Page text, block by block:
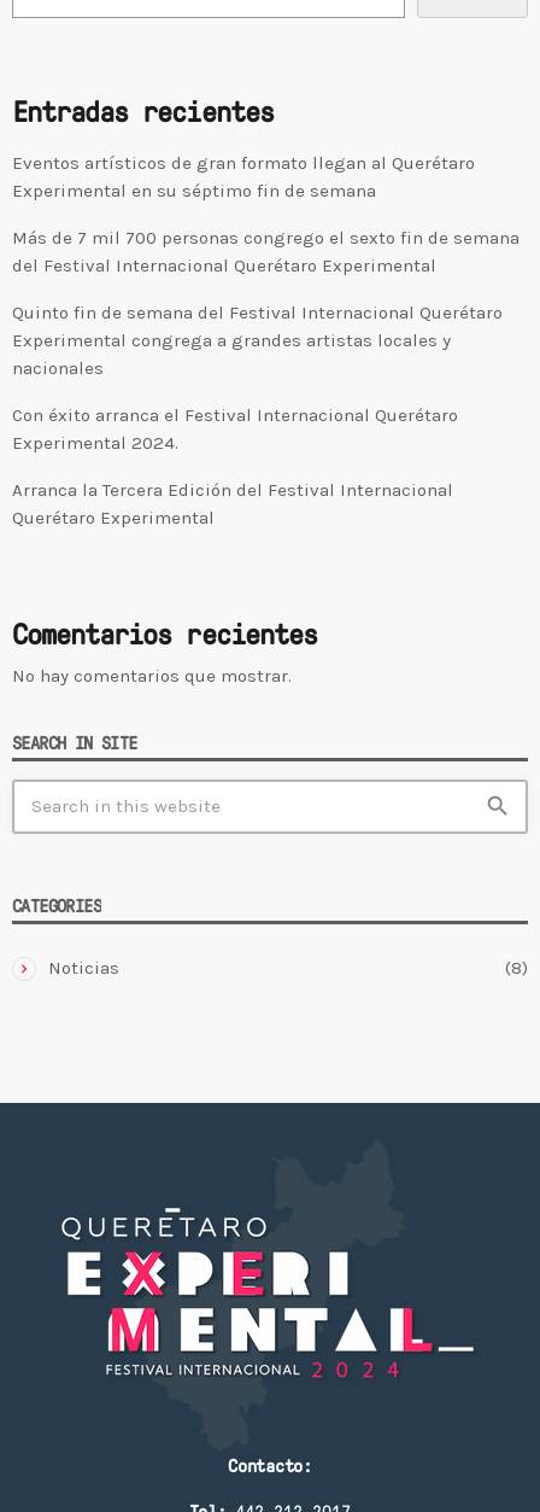
Entradas recientes
Eventos artísticos de gran formato llegan al Querétaro
Experimental en su séptimo fin de semana
Más de 7 mil 700 personas congrego el sexto fin de semana
del Festival Internacional Querétaro Experimental
Quinto fin de semana del Festival Internacional Querétaro
Experimental congrega a grandes artistas locales y
nacionales
Con éxito arranca el Festival Internacional Querétaro
Experimental 2024.
Arranca la Tercera Edición del Festival Internacional
Querétaro Experimental
Comentarios recientes
No hay comentarios que mostrar.
SEARCH IN SITE
search
CATEGORIES
Noticias (8)
Contacto: